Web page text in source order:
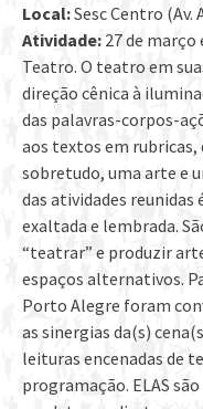
Local:Sesc Centro
Atividade: 27 de março
Teatro. O teatro em
direção cênica à
das palavras-corpos-
aos textos em
sobretudo, uma arte e
das atividades reunidas
exaltada e lembrada.
“teatrar” e produzir
espaços alternativos.
Porto Alegre foram
as sinergias da(s)
leituras encenadas de
programação. ELAS